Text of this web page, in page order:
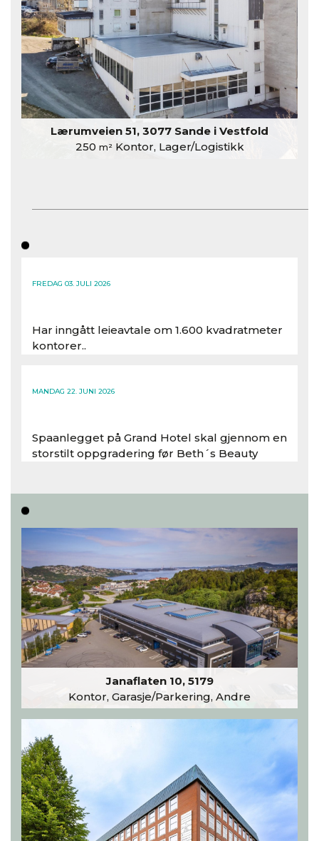
Lærumveien 51, 3077 Sande i Vestfold
250 m²Kontor, Lager/Logistikk
FREDAG 03. JULI 2026
Har inngått leieavtale om 1.600 kvadratmeter
kontorer..
MANDAG 22. JUNI 2026
Spaanlegget på Grand Hotel skal gjennom en
storstilt oppgradering før Beth´s Beauty
Les hele artikkelen
Janaflaten 10, 5179
Kontor, Garasje/Parkering, Andre